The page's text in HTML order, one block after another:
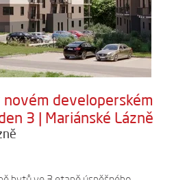
developerském
3 | Mariánské Lázně